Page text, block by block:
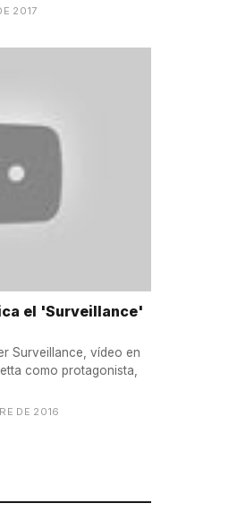
2017
el 'Surveillance'
Surveillance, vídeo en
como protagonista,
DE 2016